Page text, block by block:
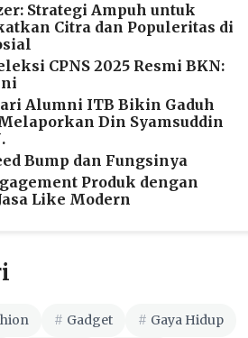
Strategi Ampuh untuk
Citra dan Populeritas di
CPNS 2025 Resmi BKN:
Alumni ITB Bikin Gaduh
Din Syamsuddin
Bump dan Fungsinya
Produk dengan
Like Modern
Gadget Gaya Hidup